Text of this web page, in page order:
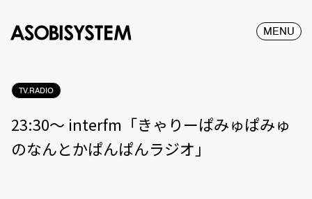
MENU
TV.RADIO
23:30〜 interfm「きゃりーぱみゅぱみゅ
のなんとかぱんぱんラジオ」